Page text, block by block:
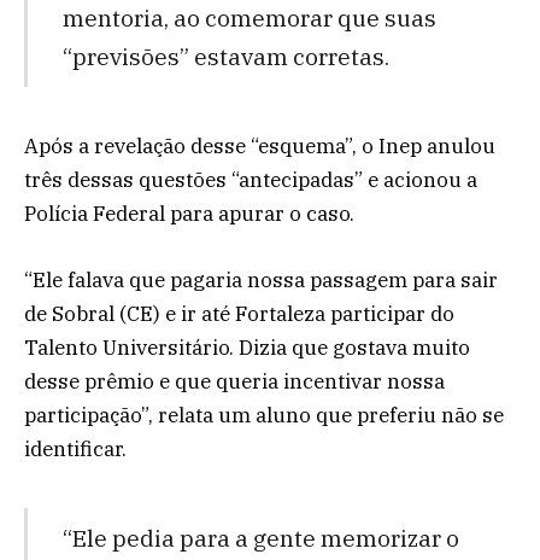
mentoria, ao comemorar que suas
“previsões” estavam corretas.
Após a revelação desse “esquema”, o Inep anulou
três dessas questões “antecipadas” e acionou a
Polícia Federal para apurar o caso.
“Ele falava que pagaria nossa passagem para sair
de Sobral (CE) e ir até Fortaleza participar do
Talento Universitário. Dizia que gostava muito
desse prêmio e que queria incentivar nossa
participação”, relata um aluno que preferiu não se
identificar.
“Ele pedia para a gente memorizar o